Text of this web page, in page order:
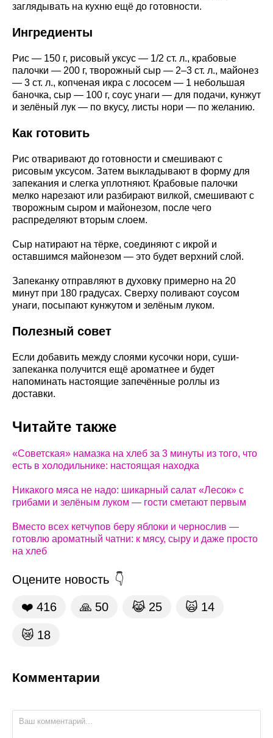
заглядывать на кухню ещё до готовности.
Ингредиенты
Рис — 150 г, рисовый уксус — 1/2 ст. л., крабовые
палочки — 200 г, творожный сыр — 2–3 ст. л., майонез
— 3 ст. л., копченая икра с лососем — 1 небольшая
баночка, сыр — 100 г, соус унаги — для подачи, кунжут
и зелёный лук — по вкусу, листы нори — по желанию.
Как готовить
Рис отваривают до готовности и смешивают с
рисовым уксусом. Затем выкладывают в форму для
запекания и слегка уплотняют. Крабовые палочки
мелко нарезают или разбирают вилкой, смешивают с
творожным сыром и майонезом, после чего
распределяют вторым слоем.
Сыр натирают на тёрке, соединяют с икрой и
оставшимся майонезом — это будет верхний слой.
Запеканку отправляют в духовку примерно на 20
минут при 180 градусах. Сверху поливают соусом
унаги, посыпают кунжутом и зелёным луком.
Полезный совет
Если добавить между слоями кусочки нори, суши-
запеканка получится ещё ароматнее и будет
напоминать настоящие запечённые роллы из
доставки.
Читайте также
«Советская» намазка на хлеб за 3 минуты из того, что
есть в холодильнике: настоящая находка
Никакого мяса не надо: шикарный салат «Лесок» с
грибами и зелёным луком — гости сметают первым
Вместо всех кетчупов беру яблоки и чернослив —
готовлю ароматный чатни: к мясу, сыру и даже просто
на хлеб
Оцените новость
❤️ 416 🙏 50 😹 25 🙀 14
😿 18
Комментарии